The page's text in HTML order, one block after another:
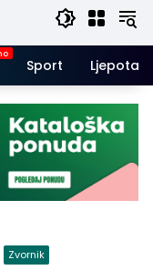
Sport Ljepota i
Zvornik